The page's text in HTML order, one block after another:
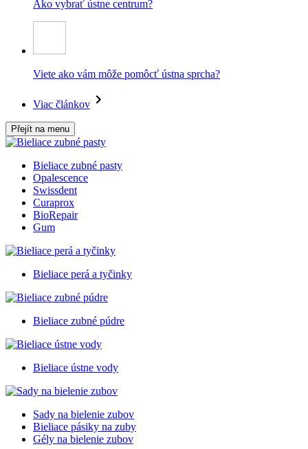
Ako vybrať ústne centrum?
Viete ako vám môže pomôcť ústna sprcha?
Viac článkov
Přejít na menu
Bieliace zubné pasty
Opalescence
Swissdent
Curaprox
BioRepair
Gum
Bieliace perá a tyčinky
Bieliace zubné púdre
Bieliace ústne vody
Sady na bielenie zubov
Bieliace pásiky na zuby
Gély na bielenie zubov